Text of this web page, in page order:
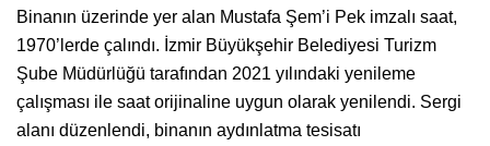
Binanın üzerinde yer alan Mustafa Şem’i Pek imzalı saat,
1970’lerde çalındı. İzmir Büyükşehir Belediyesi Turizm
Şube Müdürlüğü tarafından 2021 yılındaki yenileme
çalışması ile saat orijinaline uygun olarak yenilendi. Sergi
alanı düzenlendi, binanın aydınlatma tesisatı